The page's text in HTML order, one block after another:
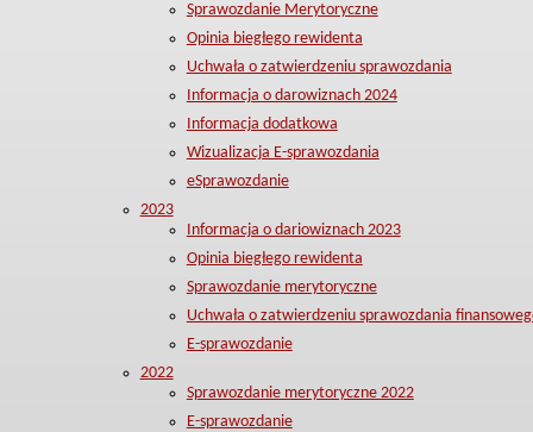
Sprawozdanie Merytoryczne
Opinia biegłego rewidenta
Uchwała o zatwierdzeniu sprawozdania
Informacja o darowiznach 2024
Informacja dodatkowa
Wizualizacja E-sprawozdania
eSprawozdanie
2023
Informacja o dariowiznach 2023
Opinia biegłego rewidenta
Sprawozdanie merytoryczne
Uchwała o zatwierdzeniu sprawozdania
E-sprawozdanie
2022
Sprawozdanie merytoryczne 2022
E-sprawozdanie